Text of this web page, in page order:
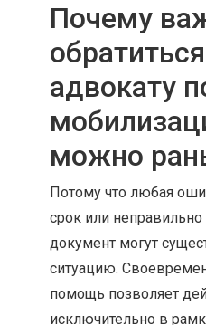
Почему
адвокату
можно
Потому что любая
срок или
документ могут
ситуацию.
помощь позволяет
исключительно в